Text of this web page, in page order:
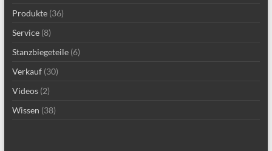
Produkte(36)
Service(8)
Stanzbiegeteile(6)
Verkauf(30)
Videos(2)
Wissen (38)